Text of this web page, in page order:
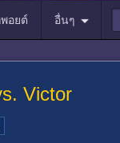
อยต์ อื่นๆ
Victor